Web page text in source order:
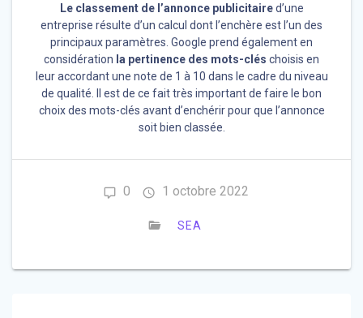
Le classement de l’annonce publicitaired’une
entreprise résulte d’un calcul dont l’enchère est l’un des
principaux paramètres. Google prend également en
considération la pertinence des mots-clés choisis en
leur accordant une note de 1 à 10 dans le cadre du niveau
de qualité. Il est de ce fait très important de faire le bon
choix des mots-clés avant d’enchérir pour que l’annonce
soit bien classée.
0 1 octobre 2022
SEA